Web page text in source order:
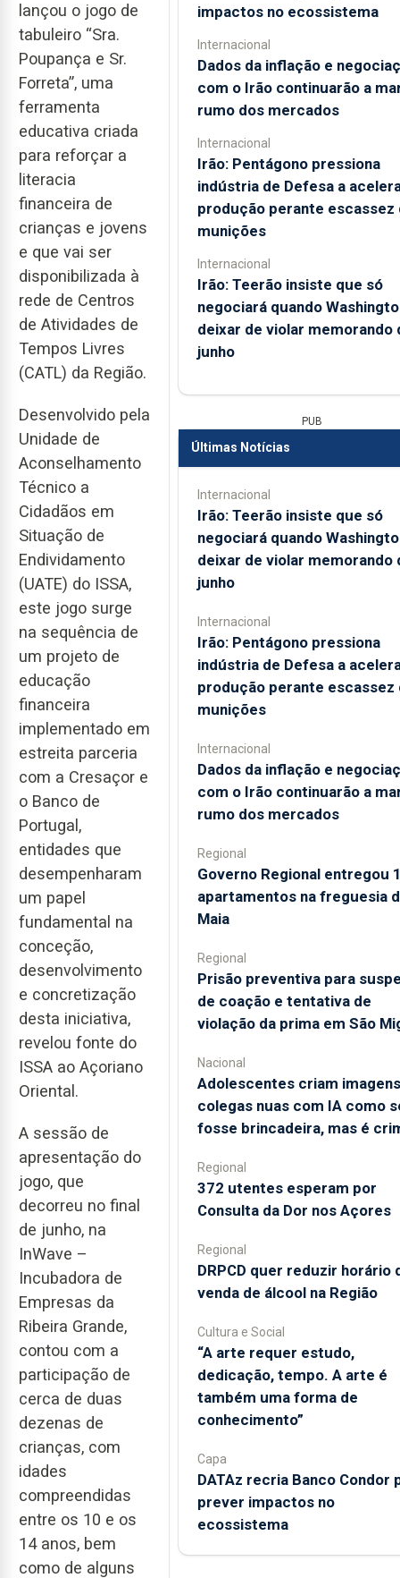
lançou o jogo de
tabuleiro “Sra.
Poupança e Sr.
Forreta”, uma
ferramenta
educativa criada
para reforçar a
literacia
financeira de
crianças e jovens
e que vai ser
disponibilizada à
rede de Centros
de Atividades de
Tempos Livres
(CATL) da Região.
Desenvolvido pela
Unidade de
Aconselhamento
Técnico a
Cidadãos em
Situação de
Endividamento
(UATE) do ISSA,
este jogo surge
na sequência de
um projeto de
educação
financeira
implementado em
estreita parceria
com a Cresaçor e
o Banco de
Portugal,
entidades que
desempenharam
um papel
fundamental na
conceção,
desenvolvimento
e concretização
desta iniciativa,
revelou fonte do
ISSA ao Açoriano
Oriental.
A sessão de
apresentação do
jogo, que
decorreu no final
de junho, na
InWave –
Incubadora de
Empresas da
Ribeira Grande,
contou com a
participação de
cerca de duas
dezenas de
crianças, com
idades
compreendidas
entre os 10 e os
14 anos, bem
como de alguns
impactos no ecossistema
Internacional
Dados da inflação e
com o Irão continuarão a
rumo dos mercados
Internacional
Irão: Pentágono pressiona
indústria de Defesa a
produção perante escassez
munições
Internacional
Irão: Teerão insiste que só
negociará quando
deixar de violar memorando
junho
PUB
Últimas Notícias
Internacional
Irão: Teerão insiste que só
negociará quando
deixar de violar memorando
junho
Internacional
Irão: Pentágono pressiona
indústria de Defesa a
produção perante escassez
munições
Internacional
Dados da inflação e
com o Irão continuarão a
rumo dos mercados
Regional
Governo Regional entregou
apartamentos na freguesia
Maia
Regional
Prisão preventiva para
de coação e tentativa de
violação da prima em São
Nacional
Adolescentes criam
colegas nuas com IA como
fosse brincadeira, mas é
Regional
372 utentes esperam por
Consulta da Dor nos Açores
Regional
DRPCD quer reduzir horário
venda de álcool na Região
Cultura e Social
“A arte requer estudo,
dedicação, tempo. A arte é
também uma forma de
conhecimento”
Capa
DATAz recria Banco Condor
prever impactos no
ecossistema